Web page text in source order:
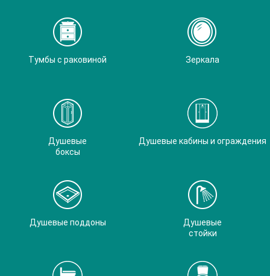
Тумбы с раковиной Зеркала
Душевые
боксы
Душевые кабины и ограждения
Душевые поддоны
Душевые
стойки